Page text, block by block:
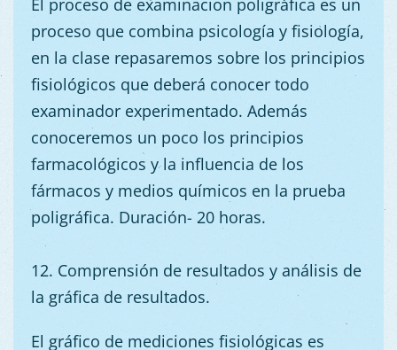
El proceso de examinacion poligráfica es un
proceso que combina psicología y fisiología,
en la clase repasaremos sobre los principios
fisiológicos que deberá conocer todo
examinador experimentado. Además
conoceremos un poco los principios
farmacológicos y la influencia de los
fármacos y medios químicos en la prueba
poligráfica. Duración- 20 horas.
12. Comprensión de resultados y análisis de
la gráfica de resultados.
El gráfico de mediciones fisiológicas es